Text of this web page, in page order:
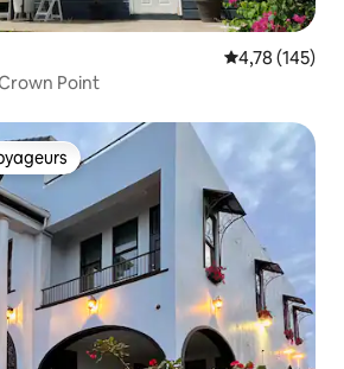
Note
4,78 (145)
Point
parmi les plus aimés